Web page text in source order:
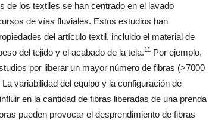
de los textiles se han centrado en el lavado
de vías fluviales. Estos estudios han
del artículo textil, incluido el material de
del tejido y el acabado de la tela.11
Por ejemplo,
por liberar un mayor número de fibras (>7000
La variabilidad del equipo y la configuración de
en la cantidad de fibras liberadas de una prenda
pueden provocar el desprendimiento de fibras